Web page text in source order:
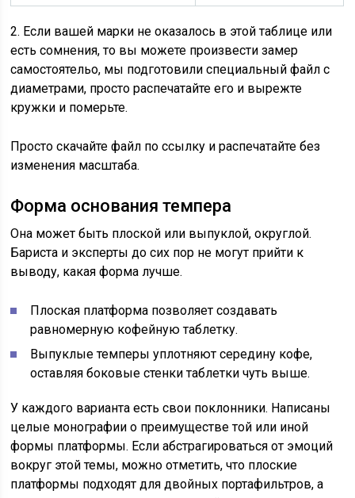
2. Если вашей марки не оказалось в этой таблице или
есть сомнения, то вы можете произвести замер
самостоятельо, мы подготовили специальный файл с
диаметрами, просто распечатайте его и вырежте
кружки и померьте.
Просто скачайте файл по ссылку и распечатайте без
изменения масштаба.
Форма основания темпера
Она может быть плоской или выпуклой, округлой.
Бариста и эксперты до сих пор не могут прийти к
выводу, какая форма лучше.
Плоская платформа позволяет создавать
равномерную кофейную таблетку.
Выпуклые темперы уплотняют середину кофе,
оставляя боковые стенки таблетки чуть выше.
У каждого варианта есть свои поклонники. Написаны
целые монографии о преимуществе той или иной
формы платформы. Если абстрагироваться от эмоций
вокруг этой темы, можно отметить, что плоские
платформы подходят для двойных портафильтров, а